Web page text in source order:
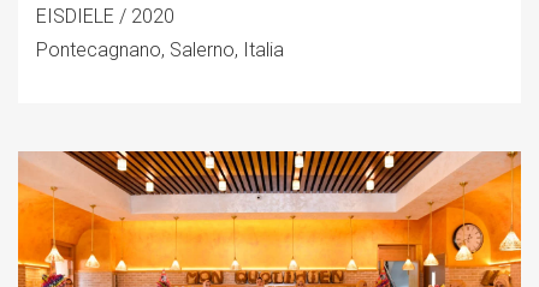
EISDIELE / 2020
Pontecagnano, Salerno, Italia